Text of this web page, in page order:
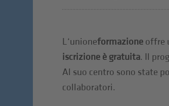
L‘unioneformazioneoffre
iscrizione è gratuita. Il
Al suo centro sono state
collaboratori.